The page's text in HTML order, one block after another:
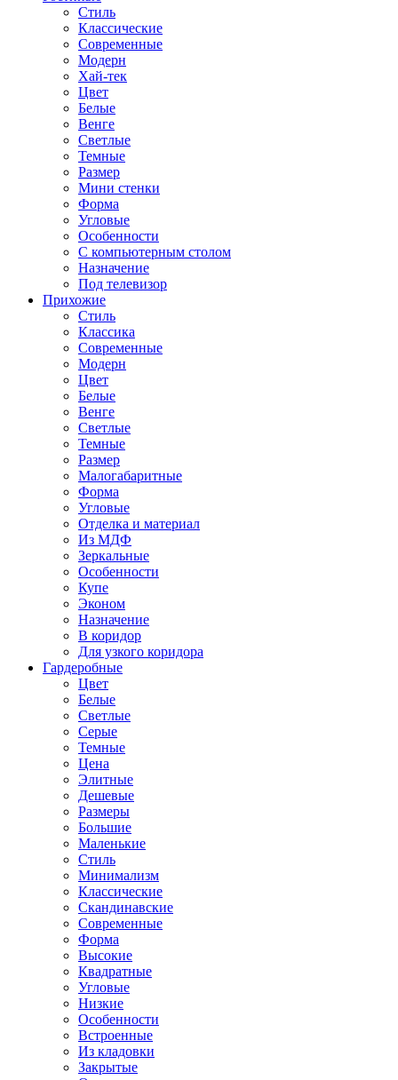
Стиль
Классические
Современные
Модерн
Хай-тек
Цвет
Белые
Венге
Светлые
Темные
Размер
Мини стенки
Форма
Угловые
Особенности
С компьютерным столом
Назначение
Под телевизор
Прихожие
Стиль
Классика
Современные
Модерн
Цвет
Белые
Венге
Светлые
Темные
Размер
Малогабаритные
Форма
Угловые
Отделка и материал
Из МДФ
Зеркальные
Особенности
Купе
Эконом
Назначение
В коридор
Для узкого коридора
Гардеробные
Цвет
Белые
Светлые
Серые
Темные
Цена
Элитные
Дешевые
Размеры
Большие
Маленькие
Стиль
Минимализм
Классические
Скандинавские
Современные
Форма
Высокие
Квадратные
Угловые
Низкие
Особенности
Встроенные
Из кладовки
Закрытые